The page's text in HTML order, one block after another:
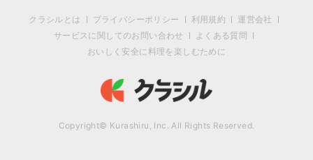
クラシルとは プライバシーポリシー 利用規約
運営会社
サービスに関してのお問い合わせ
よくある質問
おいしく安全に料理を楽しむために
Copyright© Kurashiru, Inc. All Rights Reserved.